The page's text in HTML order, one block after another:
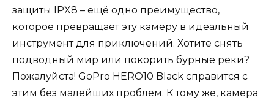
защиты IPX8 – ещё одно преимущество,
которое превращает эту камеру в идеальный
инструмент для приключений. Хотите снять
подводный мир или покорить бурные реки?
Пожалуйста! GoPro HERO10 Black справится с
этим без малейших проблем. К тому же, камера